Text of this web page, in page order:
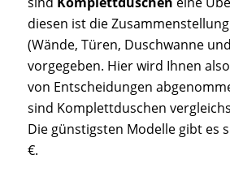
diesen ist die
(Wände, Türen, Duschwanne
vorgegeben. Hier wird Ihnen
von Entscheidungen
sind Komplettduschen
Die günstigsten Modelle gibt es
€.